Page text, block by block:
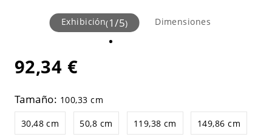
Exhibición(1/5) Dimensiones
92,34 €
Tamaño: 100,33 cm
30,48 cm 50,8 cm 119,38 cm 149,86 cm